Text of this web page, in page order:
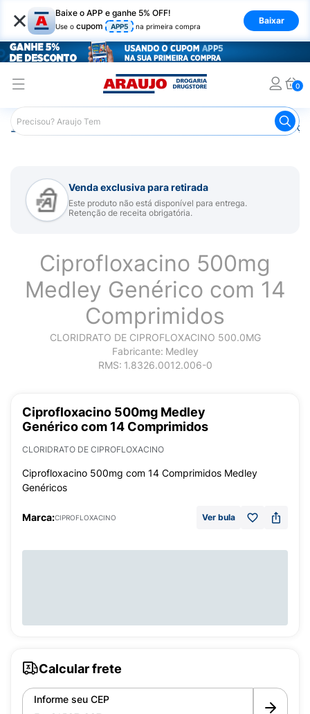
× Baixe o APP e ganhe 5% OFF!
Use o cupom APP5 na primeira compra
Baixar
0
Araujo Medicamentos Remédios para Alergias e
Venda exclusiva para retirada
Este produto não está disponível para entrega.
Retenção de receita obrigatória.
Ciprofloxacino 500mg
Medley Genérico com 14
Comprimidos
CLORIDRATO DE CIPROFLOXACINO 500.0MG
Fabricante: Medley
RMS: 1.8326.0012.006-0
Ciprofloxacino 500mg Medley
Genérico com 14 Comprimidos
CLORIDRATO DE CIPROFLOXACINO
Ciprofloxacino 500mg com 14 Comprimidos Medley
Genéricos
Marca:CIPROFLOXACINO Ver bula
Calcular frete
Informe seu CEP